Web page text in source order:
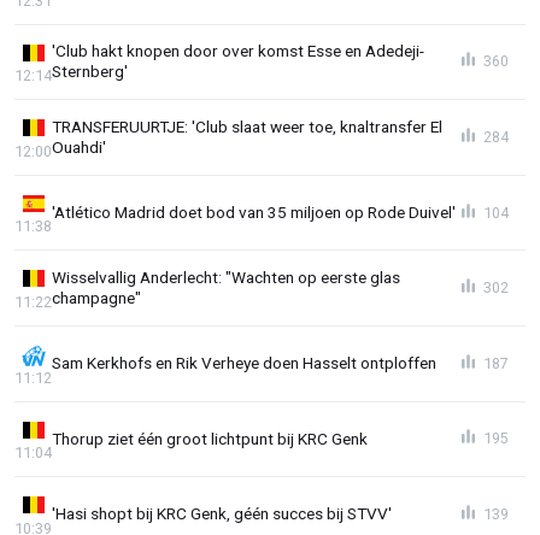
'Club hakt knopen door over komst Esse en Adedeji-
Sternberg'
12:14
360
TRANSFERUURTJE: 'Club slaat weer toe, knaltransfer El
Ouahdi'
12:00
284
'Atlético Madrid doet bod van 35 miljoen op Rode Duivel'
11:38
104
Wisselvallig Anderlecht: "Wachten op eerste glas
champagne"
11:22
302
Sam Kerkhofs en Rik Verheye doen Hasselt ontploffen
11:12
187
Thorup ziet één groot lichtpunt bij KRC Genk
11:04
195
'Hasi shopt bij KRC Genk, géén succes bij STVV'
10:39
139